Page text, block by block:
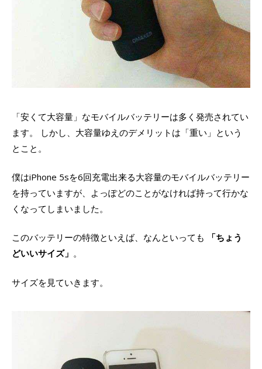
「安くて大容量」なモバイルバッテリーは多く発売されてい
ます。 しかし、大容量ゆえのデメリットは「重い」という
とこと。
僕はiPhone 5sを6回充電出来る大容量のモバイルバッテリー
を持っていますが、よっぽどのことがなければ持って行かな
くなってしまいました。
このバッテリーの特徴といえば、なんといっても
「ちょう
どいいサイズ」 。
サイズを見ていきます。